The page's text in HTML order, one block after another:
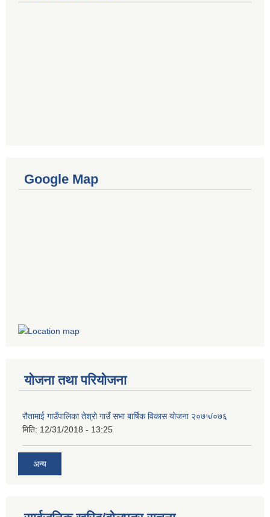
Google Map
योजना तथा परियोजना
रौतामाई गाउँपालिका तेश्रो गाउँ सभा बार्षिक विकास योजना २०७५/०७६
मिति: 12/31/2018 - 13:25
अन्य